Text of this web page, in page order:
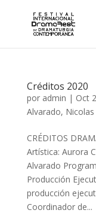
Créditos 2020
por admin | Oct
Alvarado,
CRÉDITOS
Artística: Aurora
Alvarado
Producción
producción
Coordinador de...